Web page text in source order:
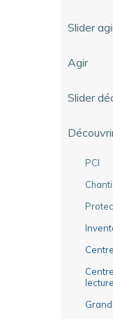
Slider
Agir
Slider
PCI
lecture